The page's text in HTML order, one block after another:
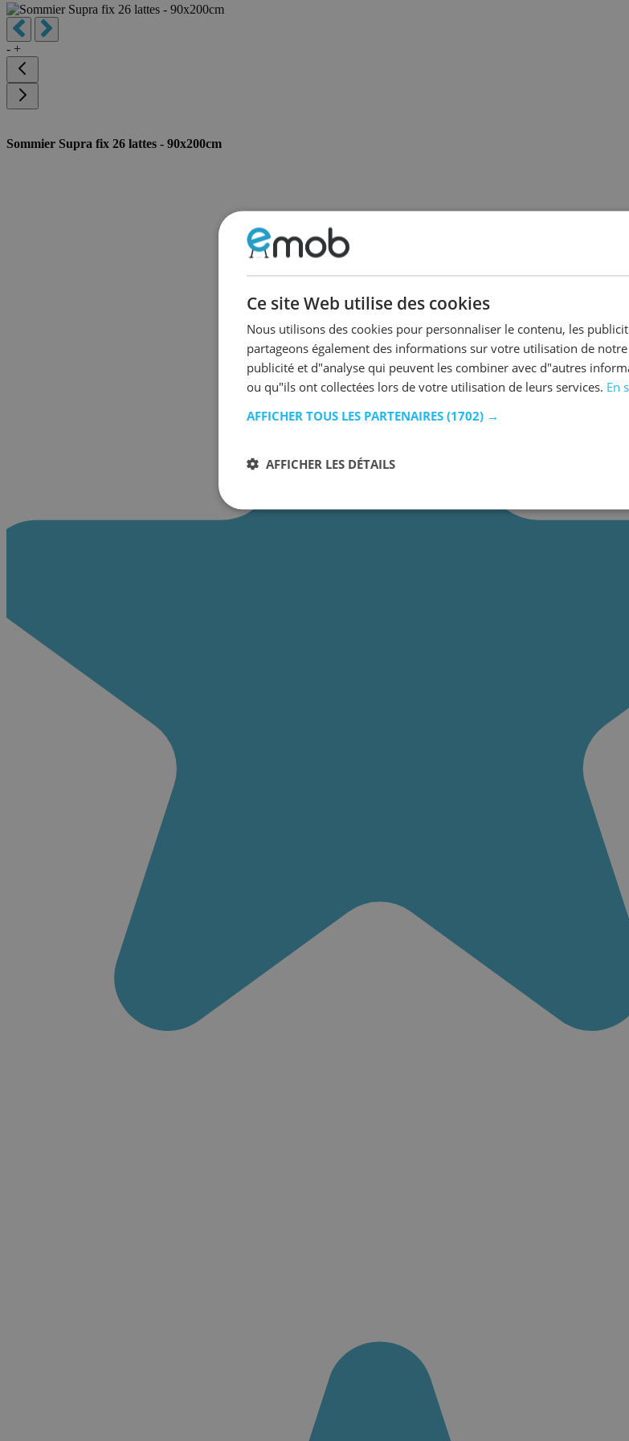
- +
Sommier Supra fix 26 lattes - 90x200cm
Ce site Web utilise des cookies
Nous utilisons des cookies pour personnaliser le contenu, les
partageons également des informations sur votre utilisation de
publicité et d"analyse qui peuvent les combiner avec d"autres
ou qu"ils ont collectées lors de votre utilisation de leurs services. En
AFFICHER TOUS LES PARTENAIRES (1702) →
AFFICHER LES DÉTAILS